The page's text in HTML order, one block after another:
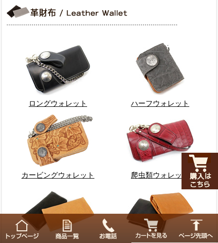
ロングウォレット ハーフウォレット
カービングウォレット 爬虫類ウォレット